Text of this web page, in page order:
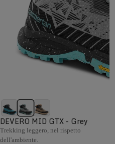
DEVERO MID GTX - Grey
Trekking leggero, nel rispetto
dell'ambiente.